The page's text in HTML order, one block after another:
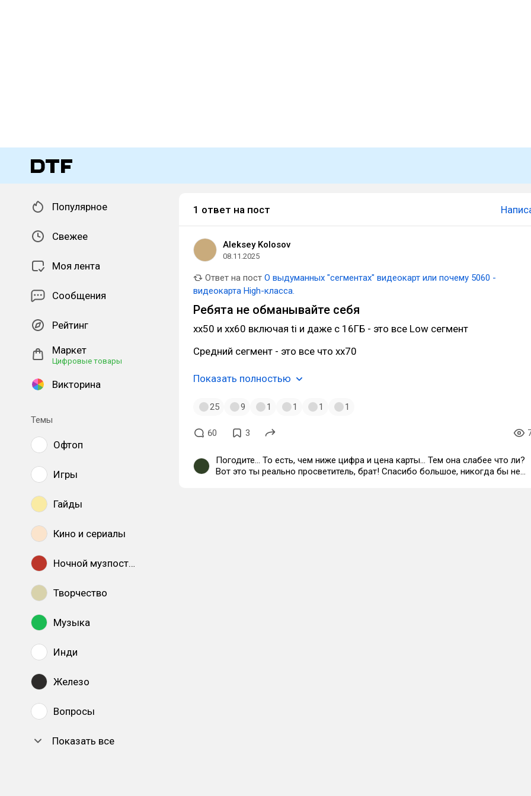
Популярное
Свежее
Моя лента
Сообщения
Рейтинг
Маркет
Цифровые товары
Викторина
Темы
Офтоп
Игры
Гайды
Кино и сериалы
Ночной музпостинг
Творчество
Музыка
Инди
Железо
Вопросы
Показать все
1 ответ на пост
Aleksey Kolosov
08.11.2025
Ответ на пост О выдуманных "сегментах" видеокарт или почему 5060 -
видеокарта High-класса.
Ребята не обманывайте себя
xx50 и xx60 включая ti и даже с 16ГБ - это все Low сегмент
Средний сегмент - это все что xx70
Показать полностью
25 9 1 1 1 1
60 3
Погодите... То есть, чем ниже цифра и цена карты... Тем она слабее что ли?
Вот это ты реально просветитель, брат! Спасибо большое, никогда бы не